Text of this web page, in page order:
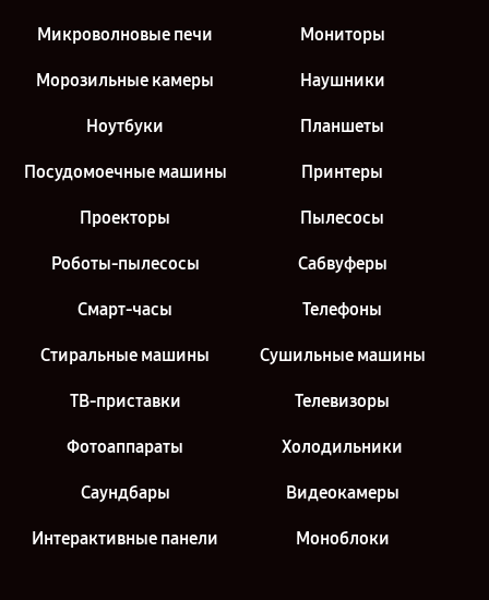
Микроволновые печи Мониторы
Морозильные камеры Наушники
Ноутбуки Планшеты
Посудомоечные машины Принтеры
Проекторы Пылесосы
Роботы-пылесосы Сабвуферы
Смарт-часы Телефоны
Стиральные машины Сушильные машины
ТВ-приставки Телевизоры
Фотоаппараты Холодильники
Саундбары Видеокамеры
Интерактивные панели Моноблоки